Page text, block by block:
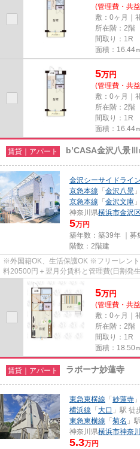
(管理費・共
敷：0ヶ月｜
所在階：2階
間取り：1R
面積：16.44
5万円
(管理費・共
敷：0ヶ月｜
所在階：2階
間取り：1R
面積：16.44
賃貸｜アパート b’CASA金沢八景
金沢シーサイドライン
京急本線 「 金沢八景
京急本線 「 金沢文庫
神奈川県横浜市金沢区
5万円
築年数：築39年 ｜募
階数：2階建
※外国籍OK、生活保護OK ※フリーレン
料20500円＋翌月分賃料と管理費(日割発
却) ※鍵(任意):33000円 ※外国籍:賃...
5万円
(管理費・共
敷：0ヶ月｜
所在階：2階
間取り：1R
面積：18.50
賃貸｜アパート ラボーナ妙蓮寺
東急東横線 「 妙蓮寺
横浜線 「 大口 」駅 徒
東急東横線 「 菊名 」
神奈川県横浜市神奈
5.3万円